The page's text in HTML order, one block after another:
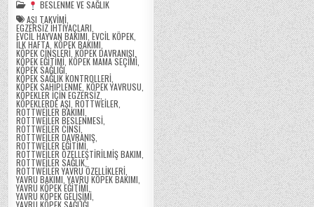
YAVRU
VE
İLK
HAFTALAR
BESLENME VE SAĞLIK
AŞI TAKVIMI
EGZERSIZ IHTIYAÇLARI
EVCIL HAYVAN BAKIMI ,EVCIL KÖPEK
ILK HAFTA ,KÖPEK BAKIMI
KÖPEK CINSLERI ,KÖPEK DAVRANIŞI
KÖPEK EĞITIMI ,KÖPEK MAMA SEÇIMI
KÖPEK SAĞLIĞI,
KÖPEK SAĞLIK KONTROLLERI
KÖPEK SAHIPLENME ,KÖPEK YAVRUSU
KÖPEKLER IÇIN EGZERSIZ
KÖPEKLERDE AŞI ,ROTTWEILER
ROTTWEILER BAKIMI
ROTTWEILER BESLENMESI
ROTTWEILER CINSI
ROTTWEILER DAVRANIŞ
ROTTWEILER EĞITIMI
ROTTWEILER ÖZELLEŞTIRILMIŞ BAKIM
ROTTWEILER SAĞLIK,
ROTTWEILER YAVRU ÖZELLIKLERI
YAVRU BAKIMI ,YAVRU KÖPEK BAKIMI
YAVRU KÖPEK EĞITIMI
YAVRU KÖPEK GELIŞIMI
YAVRU KÖPEK SAĞLIĞI